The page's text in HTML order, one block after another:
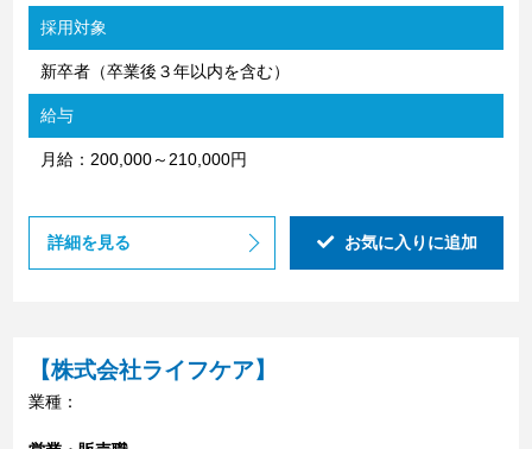
採用対象
新卒者（卒業後３年以内を含む）
給与
月給：200,000～210,000円
詳細を見る お気に入りに追加
【株式会社ライフケア】
業種：